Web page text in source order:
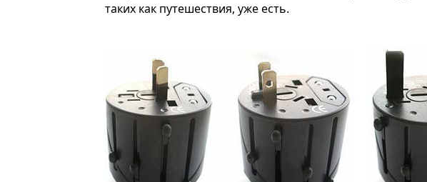
таких как путешествия, уже есть.